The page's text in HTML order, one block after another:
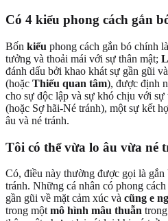
Có 4 kiểu phong cách gắn
Bốn kiểu phong cách gắn bó chính là
tưởng và thoải mái với sự thân mật;
đánh dấu bởi khao khát sự gần gũi
(hoặc Thiếu quan tâm), được định
cho sự độc lập và sự khó chịu với sự
(hoặc Sợ hãi-Né tránh), một sự kết
âu và né tránh.
Tôi có thể vừa lo âu vừa né
Có, điều này thường được gọi là gắn
tránh. Những cá nhân có phong
gần gũi về mặt cảm xúc và cũng e
trong mộtmô hình mâu thuẫn